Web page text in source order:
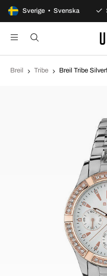
Sverige • Svenska
100 dagars öppet köp
Breil Tribe Breil Tribe